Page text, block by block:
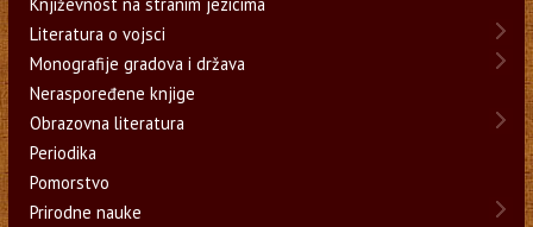
Literatura o vojsci
Monografije gradova i država
Neraspoređene knjige
Obrazovna literatura
Periodika
Pomorstvo
Prirodne nauke